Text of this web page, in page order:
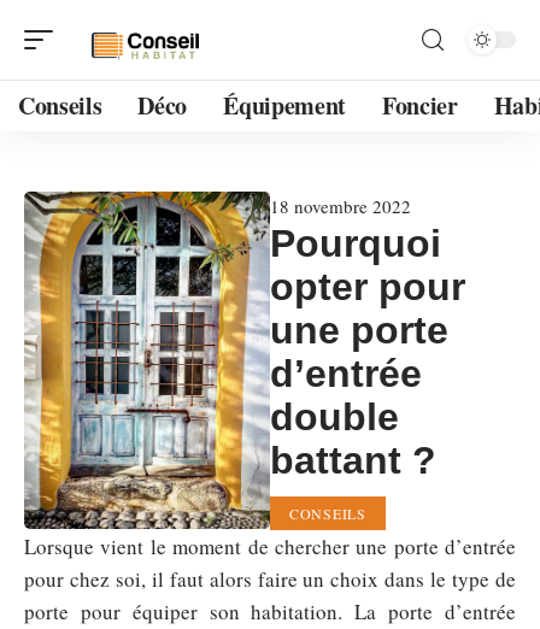
Conseils Déco Équipement Foncier
18 novembre 2022
Pourquoi
opter pour
une porte
d’entrée
double
battant ?
CONSEILS
Lorsque vient le moment de chercher une porte d’entrée
pour chez soi, il faut alors faire un choix dans le type de
porte pour équiper son habitation. La porte d’entrée